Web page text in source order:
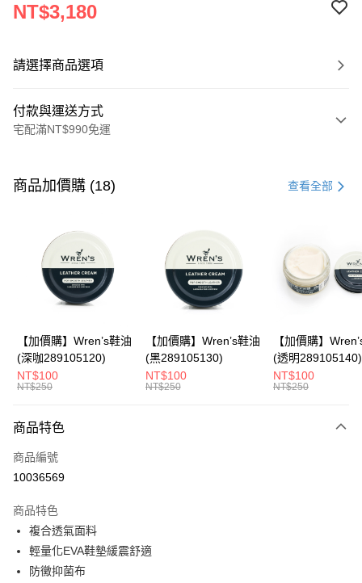
NT$3,180
請選擇商品選項
付款與運送方式
宅配滿NT$990免運
信用卡一次付款
Apple Pay
悠遊付
Google Pay
全盈+PAY
ATM付款
宅配
每筆NT$80，滿NT$990(含以上)免運費
付款後門市自取
每筆NT$80，滿NT$699(含以上)免運費
跨境配送 港澳、新馬
商品加價購 (18) 查看全部
【加價購】Wren’s鞋油
(深咖289105120)
NT$100
NT$250
【加價購】Wren’s鞋油
(黑289105130)
NT$100
NT$250
【加價購】
(透明289105140)
NT$100
NT$250
商品特色
商品編號
10036569
商品特色
複合透氣面料
輕量化EVA鞋墊緩震舒適
防黴抑菌布